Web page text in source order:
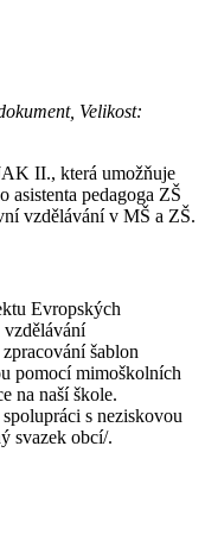
Velikost:
II., která umožňuje
asistenta pedagoga ZŠ
vzdělávání v MŠ a ZŠ.
Evropských
šablon
pomocí mimoškolních
na naší škole.
s neziskovou
svazek obcí/.